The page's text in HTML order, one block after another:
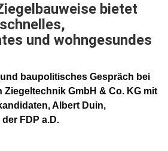
bietet
und wohngesundes
baupolitisches Gespräch bei
Ziegeltechnik GmbH & Co. KG mit
Albert Duin,
FDP a.D.